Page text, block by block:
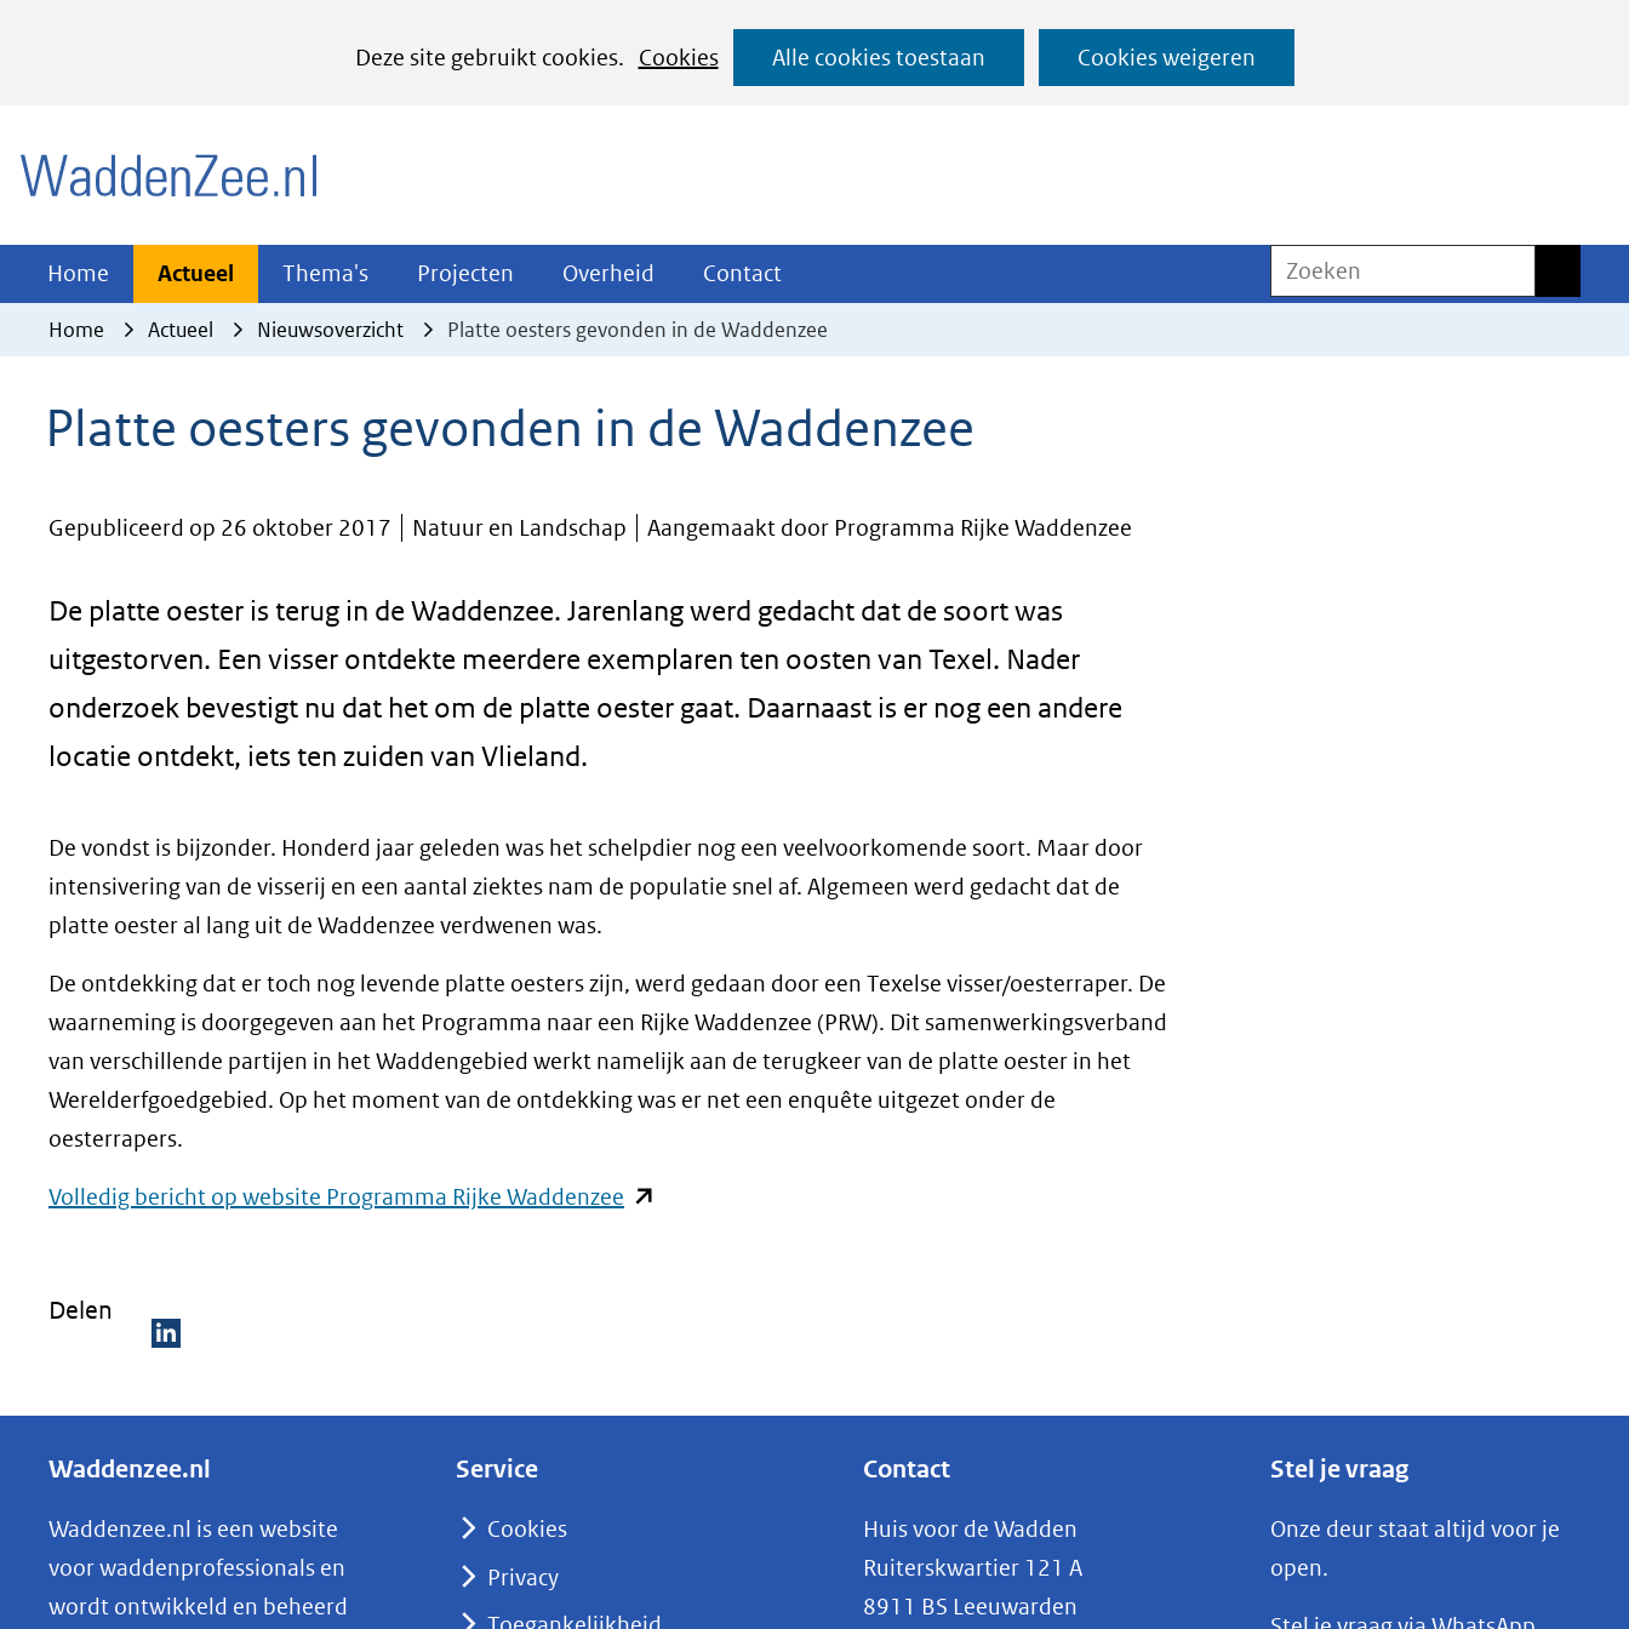
Deze site gebruikt cookies.
Cookies
het
cookies
website
worden
Alle cookies toestaan Cookies weigeren
Ga
naar
Home Actueel Actueel
Uitklappen
Thema's Thema's
Uitklappen
Projecten Projecten
Uitklappen
Overheid Overheid
Uitklappen
Contact
Uitklappen
Zoeken
Home Actueel Nieuwsoverzicht Platte oesters gevonden in de Waddenzee
Platte oesters gevonden in de Waddenzee
Gepubliceerd op 26 oktober 2017 Natuur en Landschap Aangemaakt door Programma Rijke Waddenzee
De platte oester is terug in de Waddenzee. Jarenlang werd gedacht dat de soort was
uitgestorven. Een visser ontdekte meerdere exemplaren ten oosten van Texel. Nader
onderzoek bevestigt nu dat het om de platte oester gaat. Daarnaast is er nog een andere
locatie ontdekt, iets ten zuiden van Vlieland.
De vondst is bijzonder. Honderd jaar geleden was het schelpdier nog een veelvoorkomende soort. Maar door
intensivering van de visserij en een aantal ziektes nam de populatie snel af. Algemeen werd gedacht dat de
platte oester al lang uit de Waddenzee verdwenen was.
De ontdekking dat er toch nog levende platte oesters zijn, werd gedaan door een Texelse visser/oesterraper. De
waarneming is doorgegeven aan het Programma naar een Rijke Waddenzee (PRW). Dit samenwerkingsverband
van verschillende partijen in het Waddengebied werkt namelijk aan de terugkeer van de platte oester in het
Werelderfgoedgebied. Op het moment van de ontdekking was er net een enquête uitgezet onder de
oesterrapers.
Volledig bericht op website Programma Rijke Waddenzee (opent
Delen
e
e
n
o
p
Waddenzee.nl
Waddenzee.nl is een website
voor waddenprofessionals en
wordt ontwikkeld en beheerd
Service
Cookies
Privacy
Contact
Huis voor de Wadden
Ruiterskwartier 121 A
8911 BS Leeuwarden
Stel je vraag
Onze deur staat altijd voor je
open.